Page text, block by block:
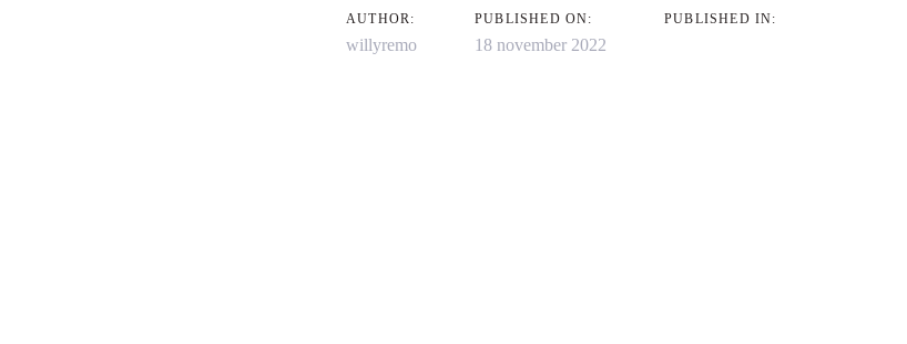
AUTHOR:
willyremo
PUBLISHED ON:
18 november 2022
PUBLISHED IN: